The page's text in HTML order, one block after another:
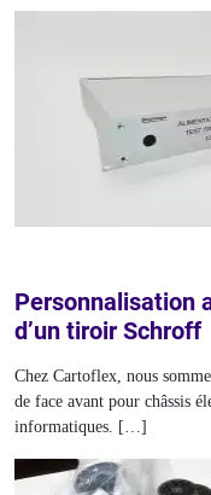
Personnalisation
d’un tiroir Schroff
Chez Cartoflex, nous
de face avant pour châssis
informatiques. […]